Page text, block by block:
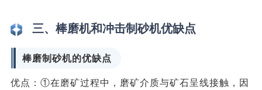
三、棒磨机和冲击制砂机优缺点
棒磨制砂机的优缺点
优点：①在磨矿过程中，磨矿介质与矿石呈线接触，因